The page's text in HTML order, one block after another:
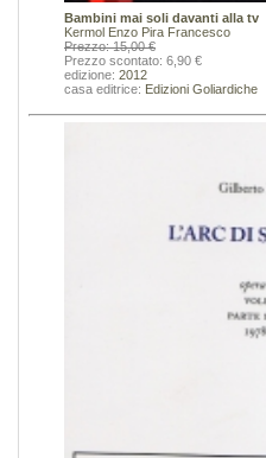
Bambini mai soli davanti alla tv
Kermol Enzo Pira Francesco
Prezzo: 15,00 €
Prezzo scontato: 6,90 €
edizione: 2012
casa editrice: Edizioni Goliardiche